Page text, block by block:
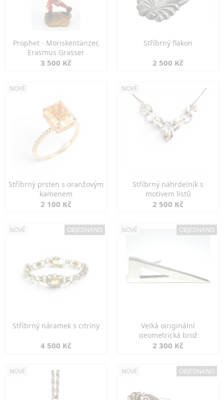
Prophet - Moriskentänzer,
Erasmus Grasser
3 500 Kč
Stříbrný flakon
2 500 Kč
NOVÉ
Stříbrný prsten s oranžovým
kamenem
2 100 Kč
NOVÉ
Stříbrný náhrdelník s
motivem listů
2 500 Kč
NOVÉ OBJEDNÁNO
Stříbrný náramek s citríny
4 500 Kč
NOVÉ OBJEDNÁNO
Velká oiriginální
geometrická brož
2 300 Kč
NOVÉ NOVÉ OBJEDNÁNO